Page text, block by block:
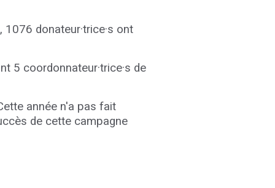
donateur·trice·s ont
5 coordonnateur·trice·s de
année n'a pas fait
de cette campagne